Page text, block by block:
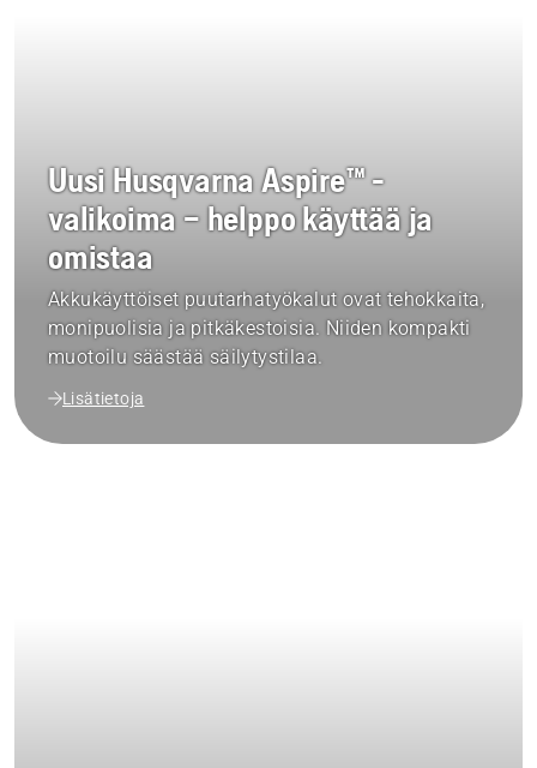
Uusi Husqvarna Aspire™ -
valikoima – helppo käyttää ja
omistaa
Akkukäyttöiset puutarhatyökalut ovat tehokkaita,
monipuolisia ja pitkäkestoisia. Niiden kompakti
muotoilu säästää säilytystilaa.
Lisätietoja